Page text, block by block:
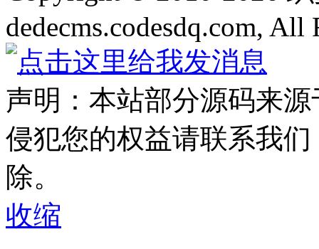
dedecms.codesdq.com, All
声明：本站部分源码来
侵犯您的权益请联系我
除。
收缩